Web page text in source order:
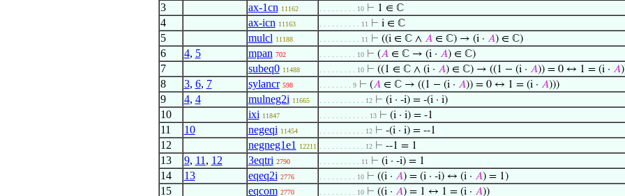
3 ax-1cn 11162 . . . . . . . . . 10 ⊢ 1 ∈ ℂ
4 ax-icn 11163 . . . . . . . . . . 11 ⊢ i ∈ ℂ
5 mulcl 11188 . . . . . . . . . . 11 ⊢ ((i ∈ ℂ ∧ 𝐴∈ ℂ) → (i · 𝐴) ∈ ℂ)
6 4, 5 mpan 702 . . . . . . . . . 10 ⊢ (𝐴∈ ℂ → (i · 𝐴) ∈ ℂ)
7 subeq0 11488 . . . . . . . . . 10 ⊢ ((1 ∈ ℂ ∧ (i · 𝐴) ∈ ℂ) → ((1 − (i · 𝐴)) = 0 ↔ 1 = (i · 𝐴
8 3, 6, 7 sylancr 598 . . . . . . . . 9 ⊢ (𝐴∈ ℂ → ((1 − (i · 𝐴)) = 0 ↔ 1 = (i · 𝐴)))
9 4, 4 mulneg2i 11665 . . . . . . . . . . . 12 ⊢ (i · -i) = -(i · i)
10 ixi 11847 . . . . . . . . . . . . 13 ⊢ (i · i) = -1
11 10 negeqi 11454 . . . . . . . . . . . 12 ⊢ -(i · i) = --1
12 negneg1e1 12211 . . . . . . . . . . . 12 ⊢ --1 = 1
13 9, 11 , 12 3eqtri 2790 . . . . . . . . . . 11 ⊢ (i · -i) = 1
14 13 eqeq2i 2776 . . . . . . . . . 10 ⊢ ((i · 𝐴) = (i · -i) ↔ (i · 𝐴) = 1)
15 eqcom 2770 . . . . . . . . . 10 ⊢ ((i · 𝐴) = 1 ↔ 1 = (i · 𝐴))